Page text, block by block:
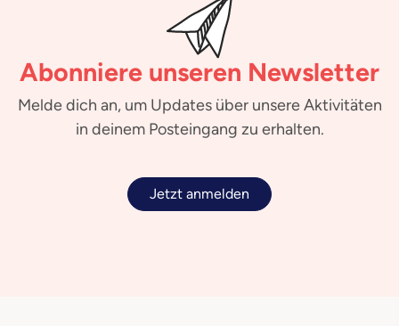
Abonniere unseren Newsletter
Melde dich an, um Updates über unsere Aktivitäten
in deinem Posteingang zu erhalten.
Jetzt anmelden